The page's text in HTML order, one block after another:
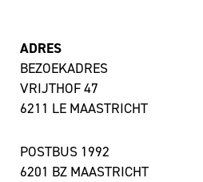
ADRES
BEZOEKADRES
VRIJTHOF 47
6211 LE MAASTRICHT
POSTBUS 1992
6201 BZ MAASTRICHT